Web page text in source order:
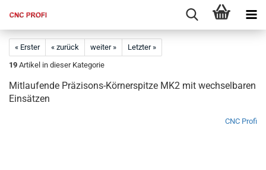
« Erster « zurück weiter »
Letzter »
19 Artikel in dieser Kategorie
Mitlaufende Präzisons-Körnerspitze MK2 mit wechselbaren
Einsätzen
CNC Profi